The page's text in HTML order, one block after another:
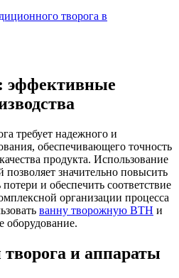
творога в
эффективные
требует надежного и
обеспечивающего точность
продукта. Использование
значительно повысить
и обеспечить соответствие
организации процесса
ванну творожную ВТН и
оборудование.
и аппараты